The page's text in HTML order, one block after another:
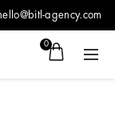
agency.com
0